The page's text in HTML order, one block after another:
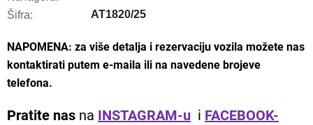
Šifra:
AT1820/25
NAPOMENA: za više detalja i rezervaciju vozila možete nas
kontaktirati putem e-maila ili na navedene brojeve
telefona.
Pratite nas na INSTAGRAM-u i FACEBOOK-